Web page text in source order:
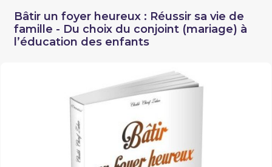
Bâtir un foyer heureux : Réussir sa vie de
famille - Du choix du conjoint (mariage) à
l’éducation des enfants